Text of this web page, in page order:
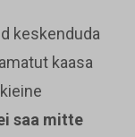
keskenduda
kaasa
saa mitte